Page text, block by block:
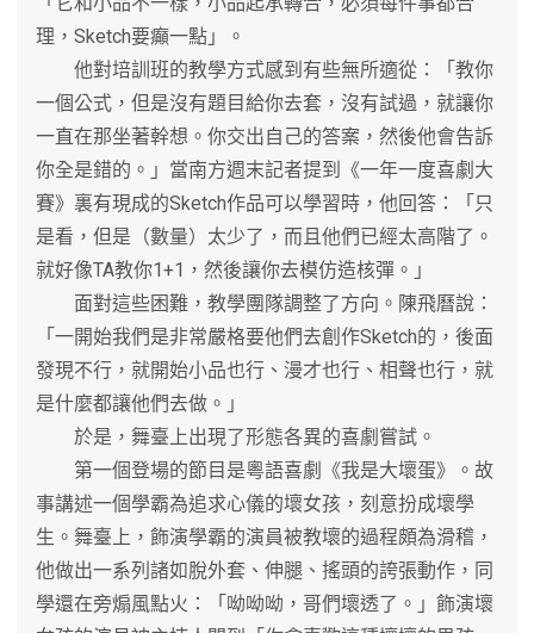
理，Sketch要癲一點」。
他對培訓班的教學方式感到有些無所適從：「教你
一個公式，但是沒有題目給你去套，沒有試過，就讓你
一直在那坐著幹想。你交出自己的答案，然後他會告訴
你全是錯的。」當南方週末記者提到《一年一度喜劇大
賽》裏有現成的Sketch作品可以學習時，他回答：「只
是看，但是（數量）太少了，而且他們已經太高階了。
就好像TA教你1+1，然後讓你去模仿造核彈。」
面對這些困難，教學團隊調整了方向。陳飛曆說：
「一開始我們是非常嚴格要他們去創作Sketch的，後面
發現不行，就開始小品也行、漫才也行、相聲也行，就
是什麼都讓他們去做。」
於是，舞臺上出現了形態各異的喜劇嘗試。
第一個登場的節目是粵語喜劇《我是大壞蛋》。故
事講述一個學霸為追求心儀的壞女孩，刻意扮成壞學
生。舞臺上，飾演學霸的演員被教壞的過程頗為滑稽，
他做出一系列諸如脫外套、伸腿、搖頭的誇張動作，同
學還在旁煽風點火：「呦呦呦，哥們壞透了。」飾演壞